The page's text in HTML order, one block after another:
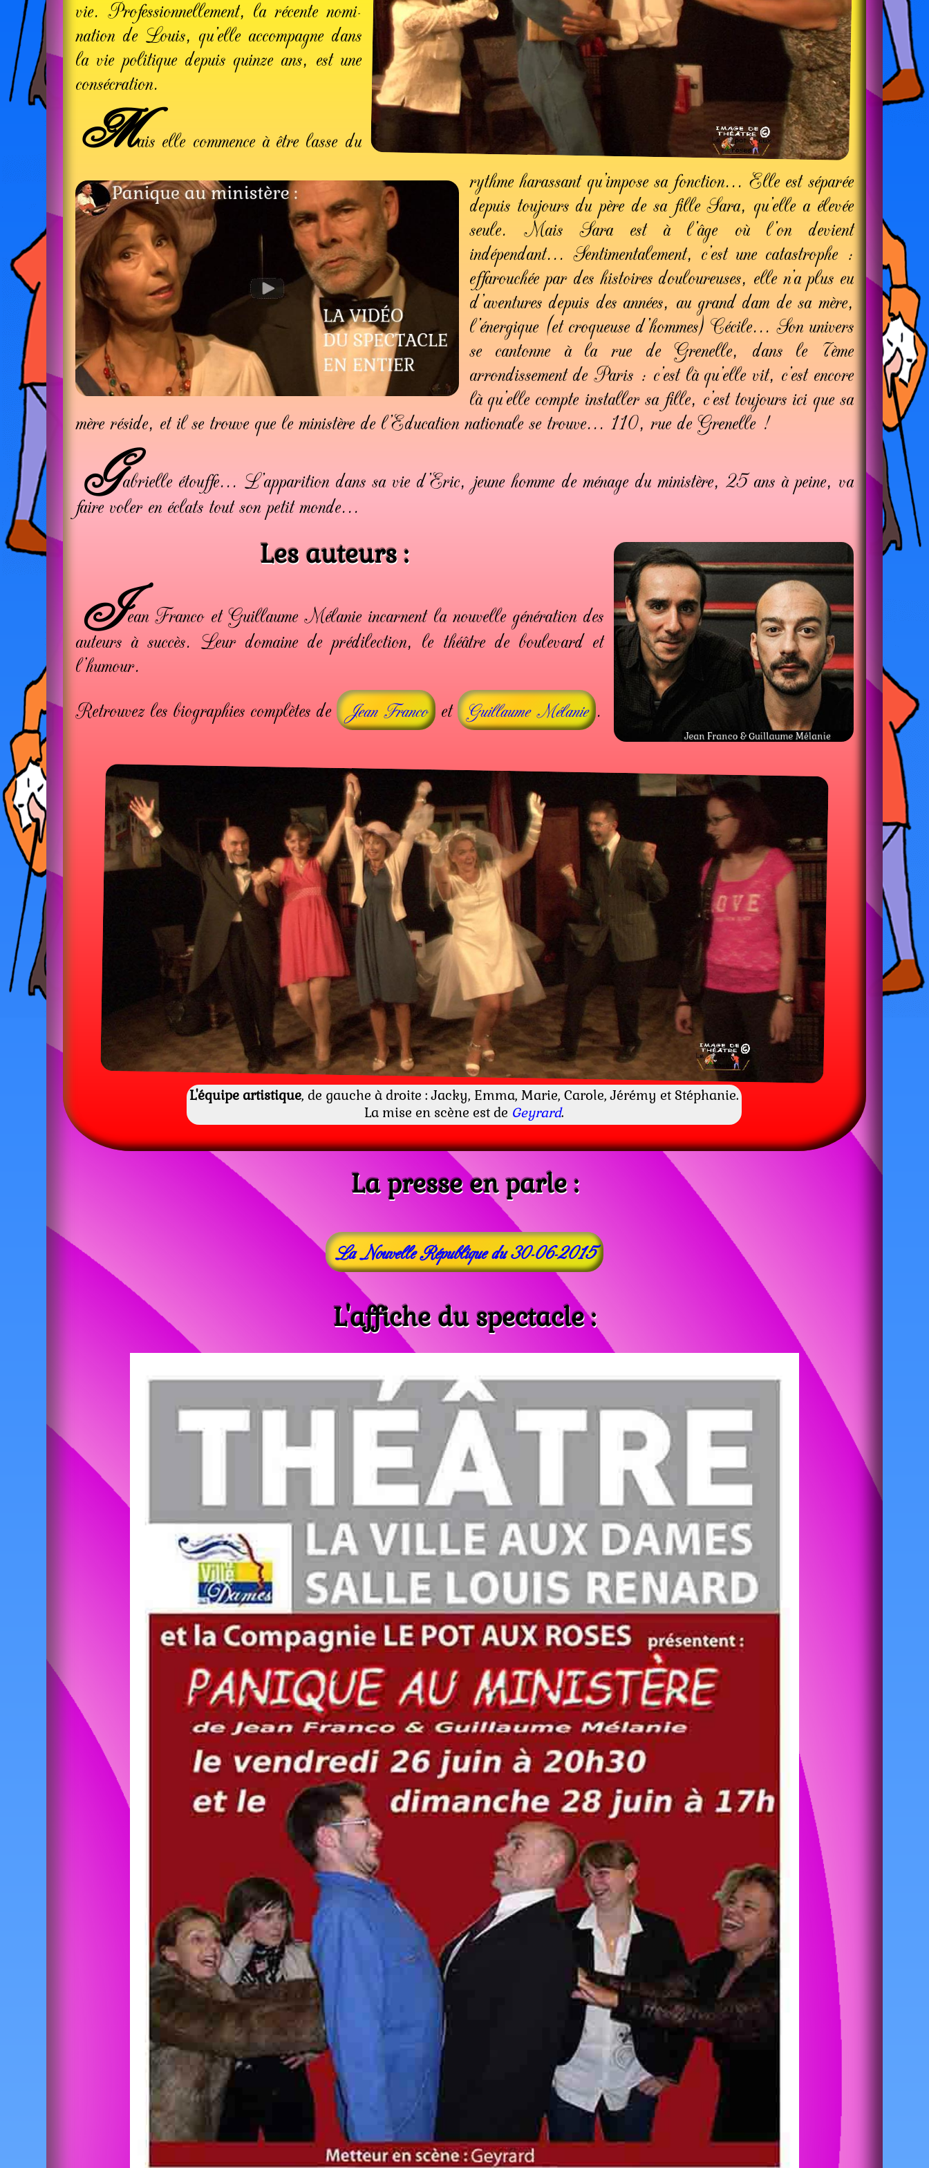
vie. Profes­sion­nel­lement, la récente nomi­
nation de Louis, qu’elle accom­pagne dans
la vie politique depuis quinze ans, est une
consé­cration.
Mais elle commence à être lasse du
rythme harassant qu’impose sa fonction... Elle est séparée
depuis toujours du père de sa fille Sara, qu’elle a élevée
seule. Mais Sara est à l’âge où l’on devient
indépendant... Sentimentalement, c’est une catastrophe :
effarouchée par des histoires douloureuses, elle n’a plus eu
d’aventures depuis des années, au grand dam de sa mère,
l’énergique (et croqueuse d’hommes) Cécile... Son univers
se cantonne à la rue de Grenelle, dans le 7ème
arrondissement de Paris : c’est là qu’elle vit, c’est encore
là qu’elle compte installer sa fille, c’est toujours ici que sa
mère réside, et il se trouve que le ministère de l’Education nationale se trouve... 110, rue de Grenelle !
Gabrielle étouffe... L’apparition dans sa vie d’Eric, jeune homme de ménage du ministère, 25 ans à peine, va
faire voler en éclats tout son petit monde...
Les auteurs :
Jean Franco et Guillaume Mélanie incarnent la nouvelle génération des
auteurs à succès. Leur domaine de prédilection, le théâtre de boulevard et
l'humour.
Retrouvez les biographies complètes de Jean Franco et Guillaume Mélanie .
L'équipe artistique, de gauche à droite : Jacky, Emma, Marie, Carole, Jérémy et Stéphanie.
La mise en scène est de Geyrard.
La presse en parle :
La Nouvelle République du 30-06-2015
L'affiche du spectacle :